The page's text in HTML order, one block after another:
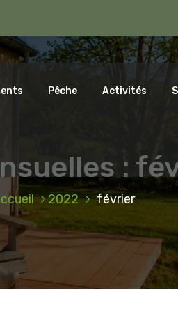
Pêche Activités
:
2022 février